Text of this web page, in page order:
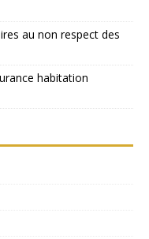
au non respect des
habitation